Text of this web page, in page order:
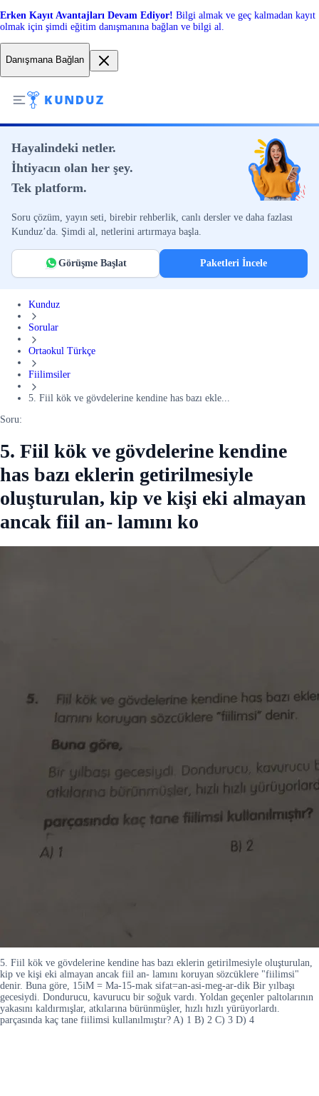
Erken Kayıt Avantajları Devam Ediyor! Bilgi almak ve geç kalmadan kayıt
olmak için şimdi eğitim danışmanına bağlan ve bilgi al.
Danışmana Bağlan
Hayalindeki netler.
İhtiyacın olan her şey.
Tek platform.
Soru çözüm, yayın seti, birebir rehberlik, canlı dersler ve daha fazlası
Kunduz’da. Şimdi al, netlerini artırmaya başla.
Görüşme Başlat Paketleri İncele
Kunduz
Sorular
Ortaokul Türkçe
Fiilimsiler
5. Fiil kök ve gövdelerine kendine has bazı ekle...
Soru:
5. Fiil kök ve gövdelerine kendine
has bazı eklerin getirilmesiyle
oluşturulan, kip ve kişi eki almayan
ancak fiil an- lamını ko
5. Fiil kök ve gövdelerine kendine has bazı eklerin getirilmesiyle oluşturulan,
kip ve kişi eki almayan ancak fiil an- lamını koruyan sözcüklere "fiilimsi"
denir. Buna göre, 15iM = Ma-15-mak sifat=an-asi-meg-ar-dik Bir yılbaşı
gecesiydi. Dondurucu, kavurucu bir soğuk vardı. Yoldan geçenler paltolarının
yakasını kaldırmışlar, atkılarına bürünmüşler, hızlı hızlı yürüyorlardı.
parçasında kaç tane fiilimsi kullanılmıştır? A) 1 B) 2 C) 3 D) 4